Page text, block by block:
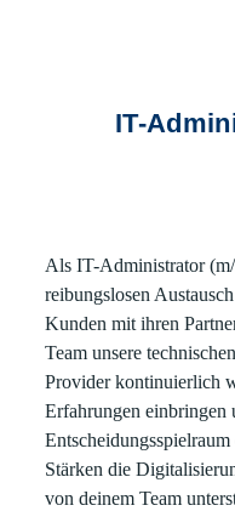
IT-
Als IT-Administrator
reibungslosen
Kunden mit ihren
Team unsere
Provider kontinuierlich
Erfahrungen einbringen
Stärken die
von deinem Team